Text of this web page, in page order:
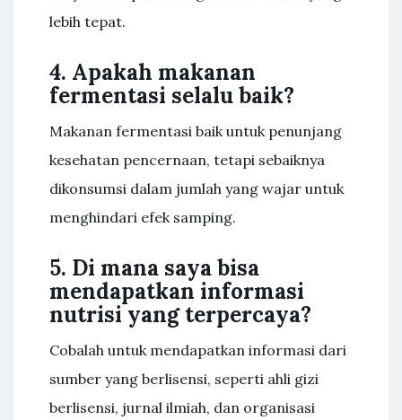
lebih tepat.
4. Apakah makanan
fermentasi selalu baik?
Makanan fermentasi baik untuk penunjang
kesehatan pencernaan, tetapi sebaiknya
dikonsumsi dalam jumlah yang wajar untuk
menghindari efek samping.
5. Di mana saya bisa
mendapatkan informasi
nutrisi yang terpercaya?
Cobalah untuk mendapatkan informasi dari
sumber yang berlisensi, seperti ahli gizi
berlisensi, jurnal ilmiah, dan organisasi